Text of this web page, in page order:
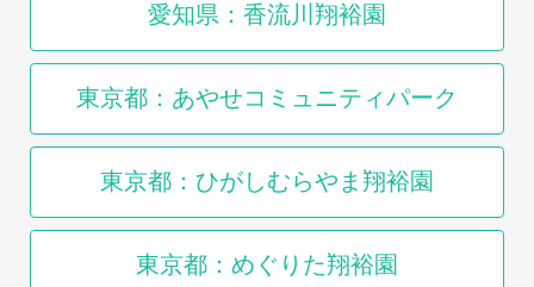
愛知県：香流川翔裕園
東京都：あやせコミュニティパーク
東京都：ひがしむらやま翔裕園
東京都：めぐりた翔裕園